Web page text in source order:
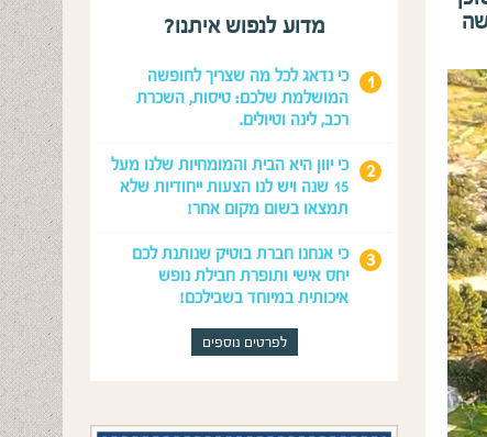
מדוע לנפוש איתנו?
כי נדאג לכל מה שצריך לחופשה
המושלמת שלכם: טיסות, השכרת
רכב, לינה וטיולים.
כי יוון היא הבית והמומחיות שלנו מעל
15 שנה ויש לנו הצעות ייחודיות שלא
תמצאו בשום מקום אחר!
כי אנחנו חברת בוטיק שנותנת לכם
יחס אישי ותופרת חבילת נופש
איכותית במיוחד בשבילכם!
לפרטים נוספים